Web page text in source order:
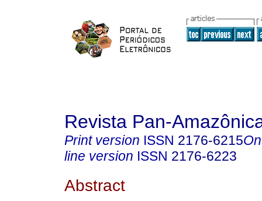
Revista Pan-
Print version ISSN 2176-6215
line version ISSN 2176-6223
Abstract